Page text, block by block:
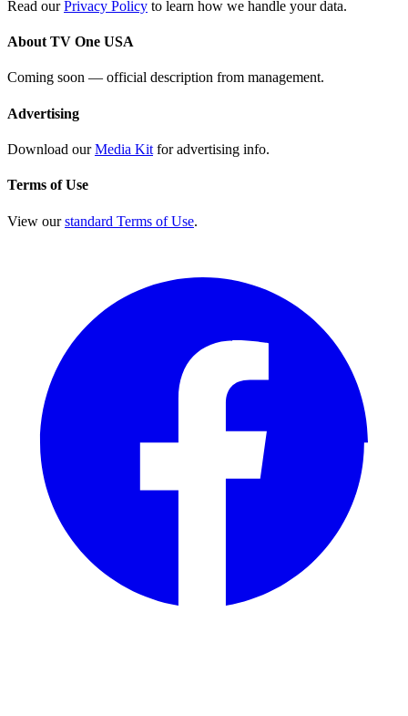
Read ourPrivacy Policy to learn how we handle your data.
About TV One USA
Coming soon — official description from management.
Advertising
Download ourMedia Kit for advertising info.
Terms of Use
View ourstandard Terms of Use.